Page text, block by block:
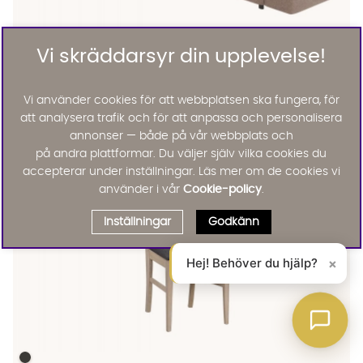
WILLARD Hörnsoffa 3+3 Beige
30130 :-
Vi skräddarsyr din upplevelse!
Vi använder cookies för att webbplatsen ska fungera, för
att analysera trafik och för att anpassa och personalisera
annonser — både på vår webbplats och
på andra plattformar. Du väljer själv vilka cookies du
accepterar under inställningar. Läs mer om de cookies vi
använder i vår Cookie-policy.
Inställningar Godkänn
Hej! Behöver du hjälp? ×